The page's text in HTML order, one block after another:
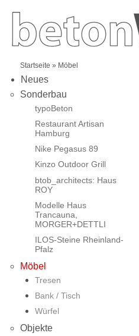
Startseite » Möbel
Neues
Sonderbau
typoBeton
Restaurant Artisan
Hamburg
Nike Pegasus 89
Kinzo Outdoor Grill
btob_architects: Haus
ROY
Modelle Haus
Trancauna,
MORGER+DETTLI
ILOS-Steine Rheinland-
Pfalz
Möbel
Tresen
Bank / Tisch
Würfel
Objekte